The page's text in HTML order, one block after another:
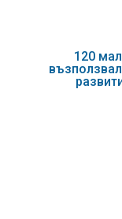
120